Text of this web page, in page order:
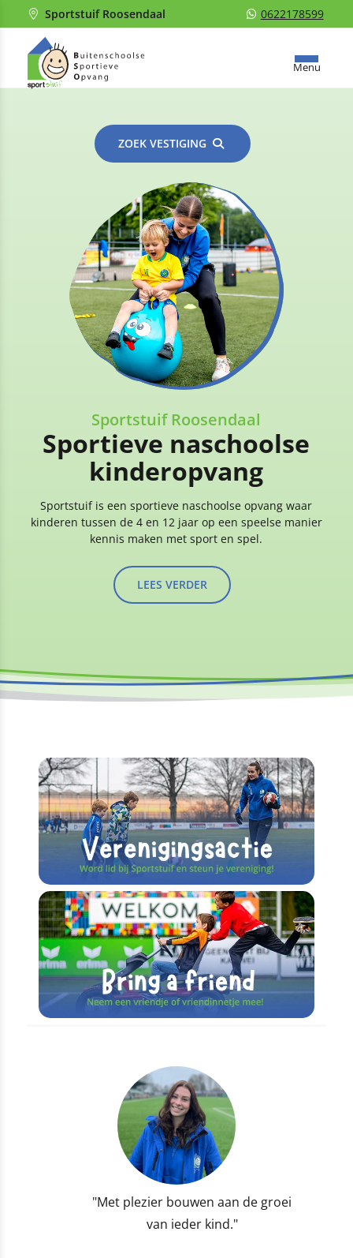
Sportstuif Roosendaal 0622178599
Menu
ZOEK VESTIGING
Sportstuif Roosendaal
Sportieve naschoolse
kinderopvang
Sportstuif is een sportieve naschoolse opvang waar
kinderen tussen de 4 en 12 jaar op een speelse manier
kennis maken met sport en spel.
LEES VERDER
"Met plezier bouwen aan de groei
van ieder kind."